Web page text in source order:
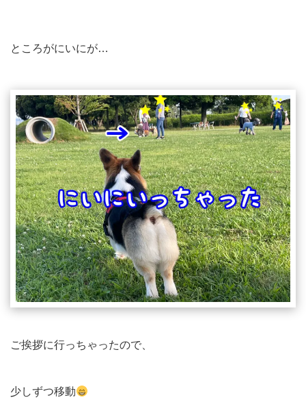
ところがにいにが…
ご挨拶に行っちゃったので、
少しずつ移動